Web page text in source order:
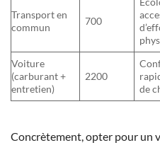
Transport en
commun
700
Voiture
(carburant +
entretien)
2200
de
Concrètement, opter pour un